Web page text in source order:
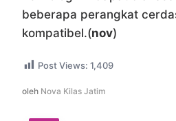
beberapa perangkat
kompatibel.(nov)
Post Views: 1,409
oleh Nova Kilas Jatim